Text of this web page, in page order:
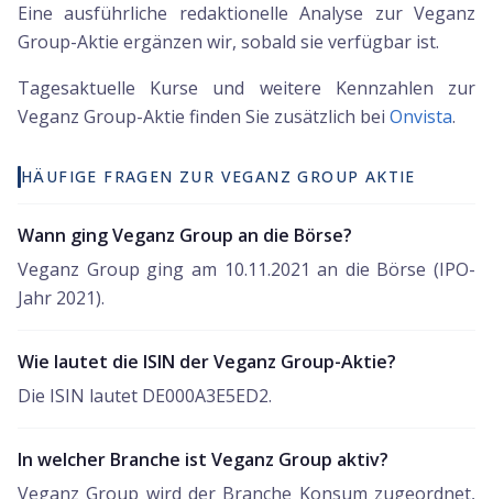
Eine ausführliche redaktionelle Analyse zur Veganz
Group-Aktie ergänzen wir, sobald sie verfügbar ist.
Tagesaktuelle Kurse und weitere Kennzahlen zur
Veganz Group-Aktie finden Sie zusätzlich bei Onvista.
HÄUFIGE FRAGEN ZUR VEGANZ GROUP AKTIE
Wann ging Veganz Group an die Börse?
Veganz Group ging am 10.11.2021 an die Börse (IPO-
Jahr 2021).
Wie lautet die ISIN der Veganz Group-Aktie?
Die ISIN lautet DE000A3E5ED2.
In welcher Branche ist Veganz Group aktiv?
Veganz Group wird der Branche Konsum zugeordnet,